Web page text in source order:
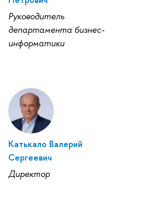
Руководитель
департамента бизнес-
информатики
Катькало Валерий
Сергеевич
Директор